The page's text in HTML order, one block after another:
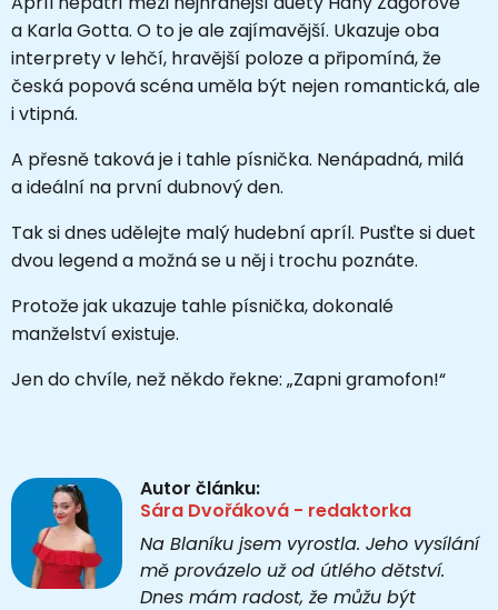
a Karla Gotta. O to je ale zajímavější. Ukazuje oba
interprety v lehčí, hravější poloze a připomíná, že
česká popová scéna uměla být nejen romantická, ale
i vtipná.
A přesně taková je i tahle písnička. Nenápadná, milá
a ideální na první dubnový den.
Tak si dnes udělejte malý hudební apríl. Pusťte si duet
dvou legend a možná se u něj i trochu poznáte.
Protože jak ukazuje tahle písnička, dokonalé
manželství existuje.
Jen do chvíle, než někdo řekne: „Zapni gramofon!“
Autor článku:
Sára Dvořáková - redaktorka
Na Blaníku jsem vyrostla. Jeho vysílání
mě provázelo už od útlého dětství.
Dnes mám radost, že můžu být